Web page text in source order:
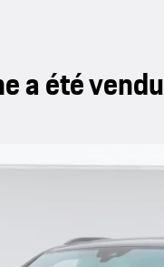
a été